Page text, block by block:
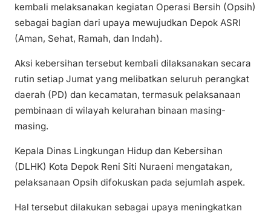
kembali melaksanakan kegiatan Operasi Bersih (Opsih)
sebagai bagian dari upaya mewujudkan Depok ASRI
(Aman, Sehat, Ramah, dan Indah).
Aksi kebersihan tersebut kembali dilaksanakan secara
rutin setiap Jumat yang melibatkan seluruh perangkat
daerah (PD) dan kecamatan, termasuk pelaksanaan
pembinaan di wilayah kelurahan binaan masing-
masing.
Kepala Dinas Lingkungan Hidup dan Kebersihan
(DLHK) Kota Depok Reni Siti Nuraeni mengatakan,
pelaksanaan Opsih difokuskan pada sejumlah aspek.
Hal tersebut dilakukan sebagai upaya meningkatkan